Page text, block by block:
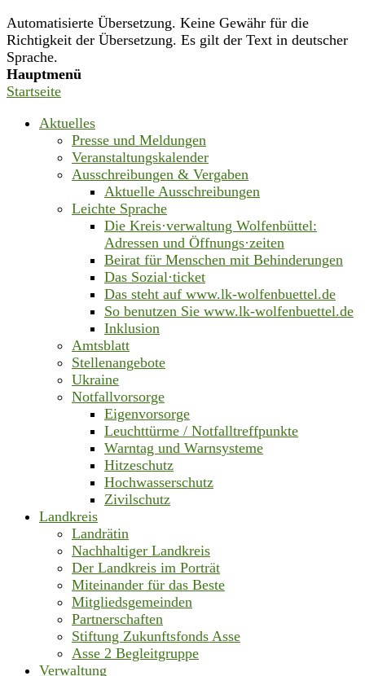
Automatisierte Übersetzung. Keine Gewähr für die
Richtigkeit der Übersetzung. Es gilt der Text in deutscher
Sprache.
Hauptmenü
Startseite
Aktuelles
Presse und Meldungen
Veranstaltungskalender
Ausschreibungen & Vergaben
Aktuelle Ausschreibungen
Leichte Sprache
Die Kreis·verwaltung Wolfenbüttel:
Adressen und Öffnungs·zeiten
Beirat für Menschen mit Behinderungen
Das Sozial·ticket
Das steht auf www.lk-wolfenbuettel.de
So benutzen Sie www.lk-wolfenbuettel.de
Inklusion
Amtsblatt
Stellenangebote
Ukraine
Notfallvorsorge
Eigenvorsorge
Leuchttürme / Notfalltreffpunkte
Warntag und Warnsysteme
Hitzeschutz
Hochwasserschutz
Zivilschutz
Landkreis
Landrätin
Nachhaltiger Landkreis
Der Landkreis im Porträt
Miteinander für das Beste
Mitgliedsgemeinden
Partnerschaften
Stiftung Zukunftsfonds Asse
Asse 2 Begleitgruppe
Verwaltung